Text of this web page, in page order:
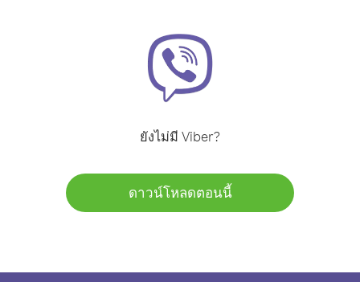
ยังไม่มี Viber?
ดาวน์โหลดตอนนี้